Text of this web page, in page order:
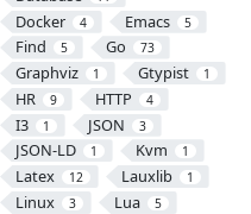
Docker 4 Emacs 5
Find 5 Go 73
Graphviz 1 Gtypist 1
HR 9 HTTP 4
I3 1 JSON 3
JSON-LD 1 Kvm 1
Latex 12 Lauxlib 1
Linux 3 Lua 5